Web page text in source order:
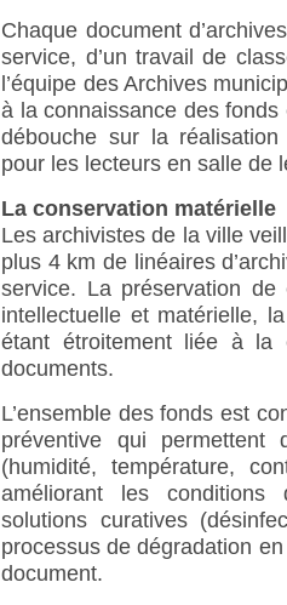
Chaque document
service, d’un travail de
l’équipe des Archives
à la connaissance des
débouche sur la réalisation
pour les lecteurs en salle de
La conservation matérielle
Les archivistes de la ville
plus 4 km de linéaires
service. La préservation
intellectuelle et matérielle,
étant étroitement liée à la
documents.
L’ensemble des fonds est
préventive qui
(humidité, température,
améliorant les conditions
solutions curatives
processus de dégradation
document.